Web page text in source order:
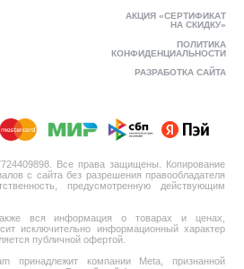
АКЦИЯ «СЕРТИФИКАТ
НА СКИДКУ»
ПОЛИТИКА
КОНФИДЕНЦИАЛЬНОСТИ
РАЗРАБОТКА САЙТА
Все права защищены. Копирование
с сайта без разрешения правообладателя
предусмотренную действующим
вся информация о товарах и ценах,
исключительно информационный характер
публичной офертой.
принадлежит компании Meta, признанной